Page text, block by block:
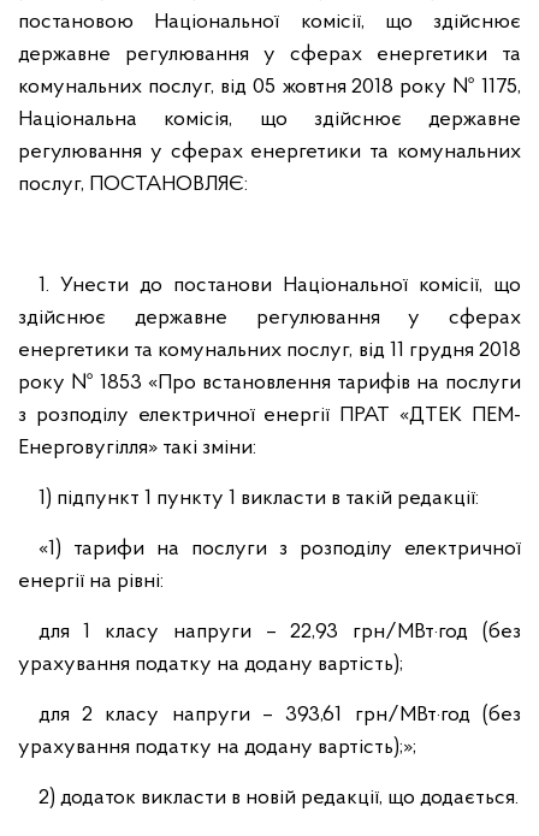
постановою Національної комісії, що здійснює
державне регулювання у сферах енергетики та
комунальних послуг, від 05 жовтня 2018 року № 1175,
Національна комісія, що здійснює державне
регулювання у сферах енергетики та комунальних
послуг, ПОСТАНОВЛЯЄ:
1. Унести до постанови Національної комісії, що
здійснює державне регулювання у сферах
енергетики та комунальних послуг, від 11 грудня 2018
року № 1853 «Про встановлення тарифів на послуги
з розподілу електричної енергії ПРАТ «ДТЕК ПЕМ-
Енерговугілля» такі зміни:
1) підпункт 1 пункту 1 викласти в такій редакції:
«1) тарифи на послуги з розподілу електричної
енергії на рівні:
для 1 класу напруги – 22,93 грн/МВт·год (без
урахування податку на додану вартість);
для 2 класу напруги – 393,61 грн/МВт·год (без
урахування податку на додану вартість);»;
2) додаток викласти в новій редакції, що додається.